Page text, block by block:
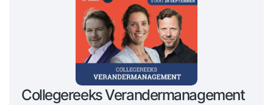
Collegereeks Verandermanagement